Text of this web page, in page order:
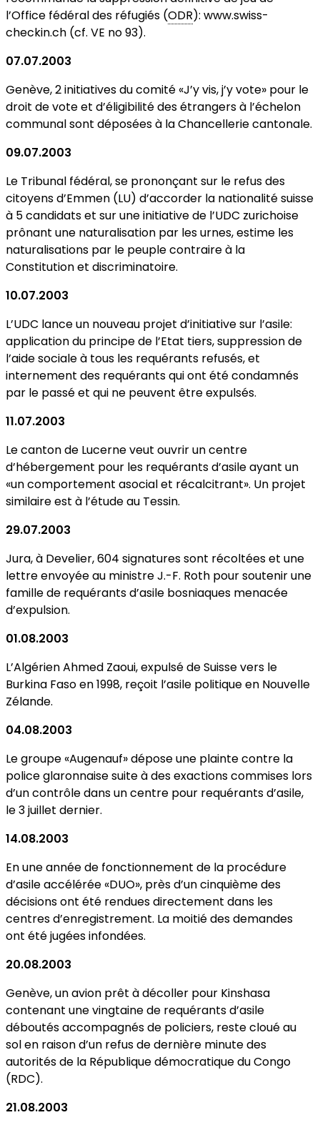
l’Office fédéral des réfugiés (ODR): www.swiss-
checkin.ch (cf. VE no 93).
07.07.2003
Genève, 2 initiatives du comité «J’y vis, j’y vote» pour le
droit de vote et d’éligibilité des étrangers à l’échelon
communal sont déposées à la Chancellerie cantonale.
09.07.2003
Le Tribunal fédéral, se prononçant sur le refus des
citoyens d’Emmen (LU) d’accorder la nationalité suisse
à 5 candidats et sur une initiative de l’UDC zurichoise
prônant une naturalisation par les urnes, estime les
naturalisations par le peuple contraire à la
Constitution et discriminatoire.
10.07.2003
L’UDC lance un nouveau projet d’initiative sur l’asile:
application du principe de l’Etat tiers, suppression de
l’aide sociale à tous les requérants refusés, et
internement des requérants qui ont été condamnés
par le passé et qui ne peuvent être expulsés.
11.07.2003
Le canton de Lucerne veut ouvrir un centre
d’hébergement pour les requérants d’asile ayant un
«un comportement asocial et récalcitrant». Un projet
similaire est à l’étude au Tessin.
29.07.2003
Jura, à Develier, 604 signatures sont récoltées et une
lettre envoyée au ministre J.-F. Roth pour soutenir une
famille de requérants d’asile bosniaques menacée
d’expulsion.
01.08.2003
L’Algérien Ahmed Zaoui, expulsé de Suisse vers le
Burkina Faso en 1998, reçoit l’asile politique en Nouvelle
Zélande.
04.08.2003
Le groupe «Augenauf» dépose une plainte contre la
police glaronnaise suite à des exactions commises lors
d’un contrôle dans un centre pour requérants d’asile,
le 3 juillet dernier.
14.08.2003
En une année de fonctionnement de la procédure
d’asile accélérée «DUO», près d’un cinquième des
décisions ont été rendues directement dans les
centres d’enregistrement. La moitié des demandes
ont été jugées infondées.
20.08.2003
Genève, un avion prêt à décoller pour Kinshasa
contenant une vingtaine de requérants d’asile
déboutés accompagnés de policiers, reste cloué au
sol en raison d’un refus de dernière minute des
autorités de la République démocratique du Congo
(RDC).
21.08.2003